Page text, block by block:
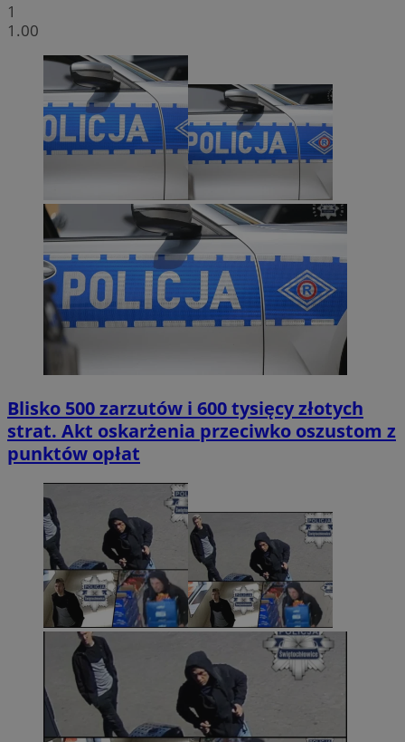
1
1.00
Blisko 500 zarzutów i 600 tysięcy złotych
strat. Akt oskarżenia przeciwko oszustom z
punktów opłat